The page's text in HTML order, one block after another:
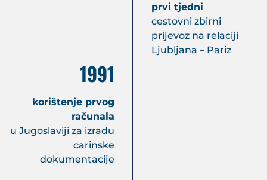
1991
korištenje prvog
računala
u Jugoslaviji za izradu
carinske
dokumentacije
prvi tjedni
cestovni zbirni
prijevoz na relaciji
Ljubljana – Pariz